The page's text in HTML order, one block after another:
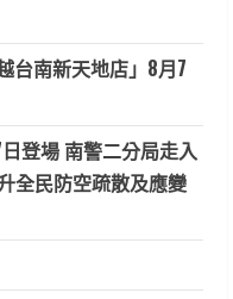
台南新天地店」8月7
登場 南警二分局走入
全民防空疏散及應變